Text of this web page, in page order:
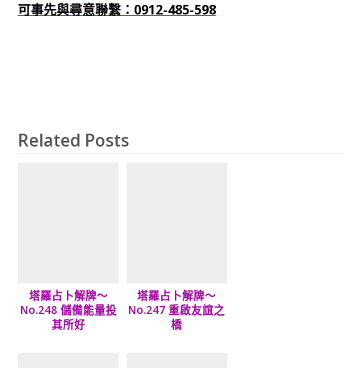
可事先與尋意聯繫：0912-485-598
Related Posts
塔羅占卜解牌～
No.248 儲備能量投
其所好
塔羅占卜解牌～
No.247 重啟友誼之
橋